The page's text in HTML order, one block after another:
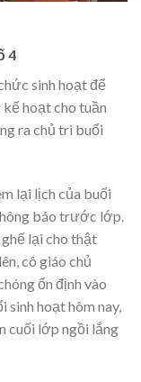
4
sinh hoạt để
hoạt cho tuần
ra chủ trì buổi
lại lịch của buổi
báo trước lớp.
lại cho thật
cô giáo chủ
ổn định vào
sinh hoạt hôm nay,
cuối lớp ngồi lắng